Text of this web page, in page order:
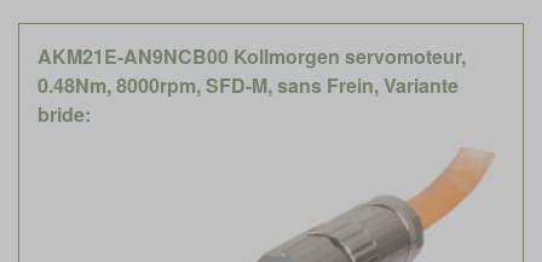
AKM21E-AN9NCB00 Kollmorgen servomoteur,
0.48Nm, 8000rpm, SFD-M, sans Frein, Variante
bride: